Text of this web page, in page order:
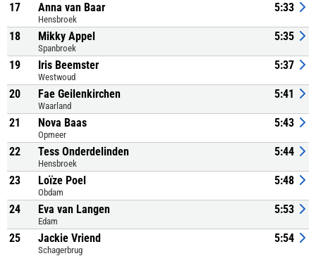
17 Anna van Baar
Hensbroek
5:33
18 Mikky Appel
Spanbroek
5:35
19 Iris Beemster
Westwoud
5:37
20 Fae Geilenkirchen
Waarland
5:41
21 Nova Baas
Opmeer
5:43
22 Tess Onderdelinden
Hensbroek
5:44
23 Loïze Poel
Obdam
5:48
24 Eva van Langen
Edam
5:53
25 Jackie Vriend
Schagerbrug
5:54